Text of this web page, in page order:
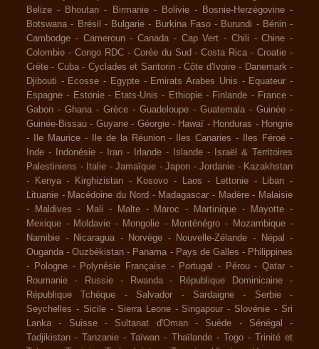
Belize - Bhoutan - Birmanie - Bolivie - Bosnie-Herzégovine -
Botswana - Brésil - Bulgarie - Burkina Faso - Burundi - Bénin -
Cambodge - Cameroun - Canada - Cap Vert - Chili -Chine -
Colombie - Congo RDC - Corée du Sud -Costa Rica -Croatie -
Crète - Cuba - Cyclades et Santorin -Côte d'Ivoire - Danemark -
Djibouti - Ecosse - Egypte - Emirats Arabes Unis - Equateur -
Espagne - Estonie - Etats-Unis - Ethiopie - Finlande - France -
Gabon - Ghana - Grèce - Guadeloupe - Guatemala - Guinée -
Guinée-Bissau - Guyane - Géorgie - Hawaï - Honduras - Hongrie
-
Ile Maurice - Ile de la Réunion - Iles Canaries - Iles Féroé -
Inde - Indonésie - Iran - Irlande - Islande -
Israël & Territoires
Palestiniens - Italie - Jamaïque - Japon - Jordanie - Kazakhstan
-
Kenya - Kirghizistan - Kosovo - Laos - Lettonie - Liban -
Lituanie - Macédoine du Nord - Madagascar - Madère - Malaisie
-
Maldives - Mali - Malte - Maroc - Martinique - Mayotte -
Mexique - Moldavie - Mongolie - Monténégro - Mozambique -
Namibie - Nicaragua - Norvège - Nouvelle-Zélande - Népal
-
Ouganda -Ouzbékistan - Panama - Pays de Galles - Philippines
-
Pologne - Polynésie Française - Portugal - Pérou -Qatar -
Roumanie
- Russie - Rwanda - République Dominicaine
-
République Tchèque
- Salvador - Sardaigne - Serbie
-
Seychelles - Sicile - Sierra Leone - Singapour - Slovénie - Sri
Lanka
- Suisse - Sultanat d'Oman - Suède - Sénégal
-
Tadjikistan - Tanzanie - Taïwan - Thaïlande - Togo -
Trinité et